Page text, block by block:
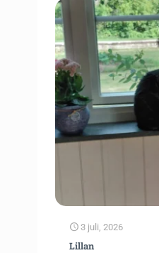
3 juli, 2026
Lillan